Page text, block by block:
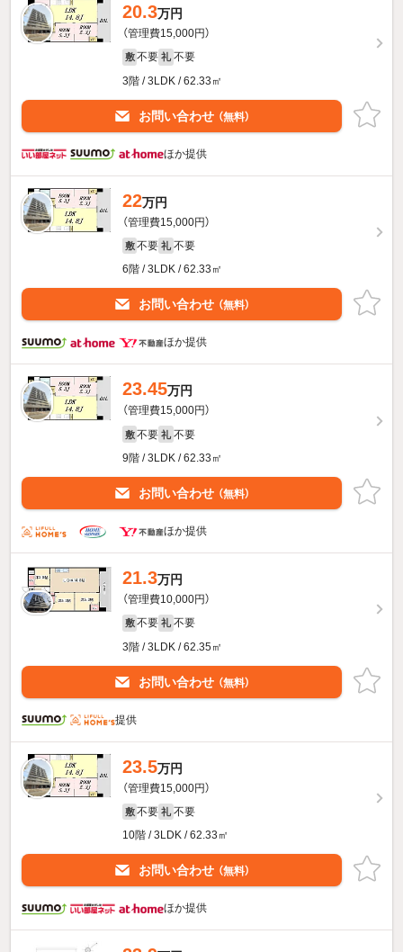
20.3万円
（管理費15,000円）
敷 不要 礼 不要
3階 / 3LDK / 62.33㎡
お問い合わせ （無料）
ほか提供
22万円
（管理費15,000円）
敷 不要 礼 不要
6階 / 3LDK / 62.33㎡
お問い合わせ （無料）
ほか提供
23.45万円
（管理費15,000円）
敷 不要 礼 不要
9階 / 3LDK / 62.33㎡
お問い合わせ （無料）
ほか提供
21.3万円
（管理費10,000円）
敷 不要 礼 不要
3階 / 3LDK / 62.35㎡
お問い合わせ （無料）
提供
23.5万円
（管理費15,000円）
敷 不要 礼 不要
10階 / 3LDK / 62.33㎡
お問い合わせ （無料）
ほか提供